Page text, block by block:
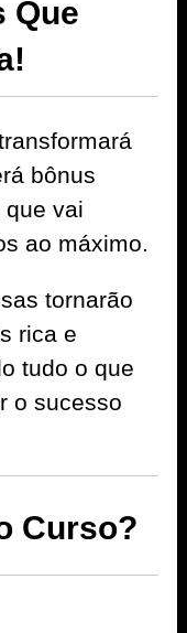
Que
bônus
que vai
ao máximo.
tornarão
rica e
tudo o que
o sucesso
Curso?